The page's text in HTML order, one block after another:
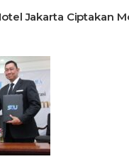
Jakarta Ciptakan